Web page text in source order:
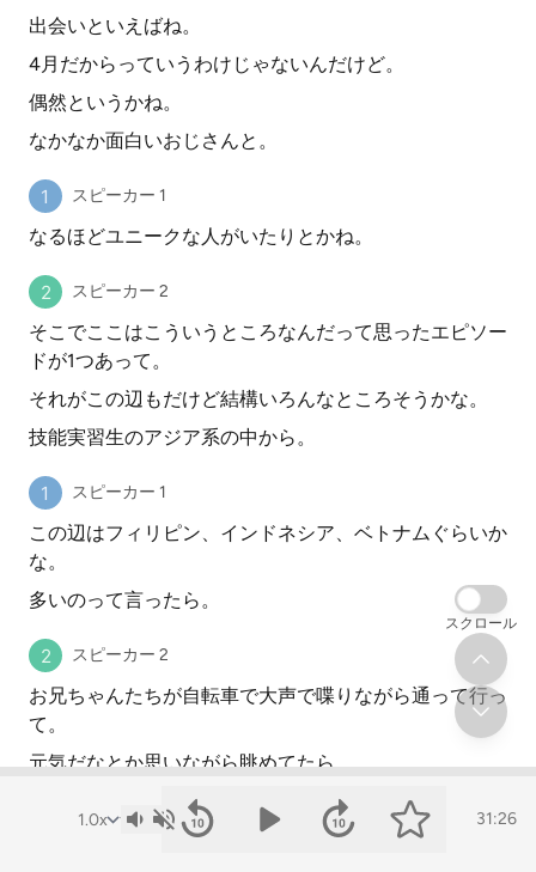
出会いといえばね。
4月だからっていうわけじゃないんだけど。
偶然というかね。
なかなか面白いおじさんと。
スピーカー 1
なるほどユニークな人がいたりとかね。
スピーカー 2
そこでここはこういうところなんだって思ったエピソー
ドが1つあって。
それがこの辺もだけど結構いろんなところそうかな。
技能実習生のアジア系の中から。
スピーカー 1
この辺はフィリピン、インドネシア、ベトナムぐらいか
な。
多いのって言ったら。
スピーカー 2
お兄ちゃんたちが自転車で大声で喋りながら通って行っ
て。
元気だなとか思いながら眺めてたら。
そのおじちゃんが自分らは歳をとってしまって。
町内に2階ある掃除とかも。
31:26
スクロール